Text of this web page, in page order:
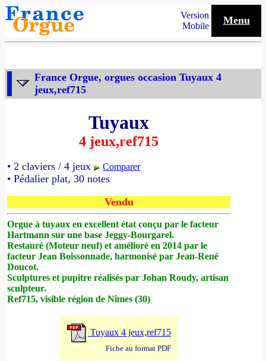
Version
Mobile
Menu
France Orgue, orgues occasion Tuyaux 4
jeux,ref715
Tuyaux
4 jeux,ref715
• 2 claviers / 4 jeux Comparer
• Pédalier plat, 30 notes
Vendu
Orgue à tuyaux en excellent état conçu par le facteur
Hartmann sur une base Jeggy-Bourgarel.
Restauré (Moteur neuf) et amélioré en 2014 par le
facteur Jean Boissonnade, harmonisé par Jean-René
Doucot.
Sculptures et pupitre réalisés par Johan Roudy, artisan
sculpteur.
Ref715, visible région de Nîmes (30)
Tuyaux 4 jeux,ref715
Fiche au format PDF